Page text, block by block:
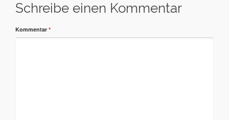
Schreibe einen Kommentar
Kommentar *